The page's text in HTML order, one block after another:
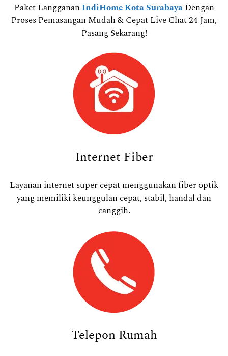
Paket Langganan IndiHome Kota SurabayaDengan
Proses Pemasangan Mudah & Cepat Live Chat 24 Jam,
Pasang Sekarang!
Internet Fiber
Layanan internet super cepat menggunakan fiber optik
yang memiliki keunggulan cepat, stabil, handal dan
canggih.
Telepon Rumah